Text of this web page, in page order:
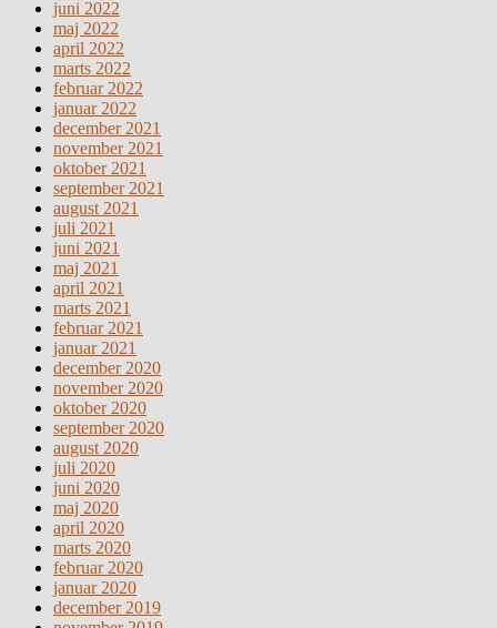
juni 2022
maj 2022
april 2022
marts 2022
februar 2022
januar 2022
december 2021
november 2021
oktober 2021
september 2021
august 2021
juli 2021
juni 2021
maj 2021
april 2021
marts 2021
februar 2021
januar 2021
december 2020
november 2020
oktober 2020
september 2020
august 2020
juli 2020
juni 2020
maj 2020
april 2020
marts 2020
februar 2020
januar 2020
december 2019